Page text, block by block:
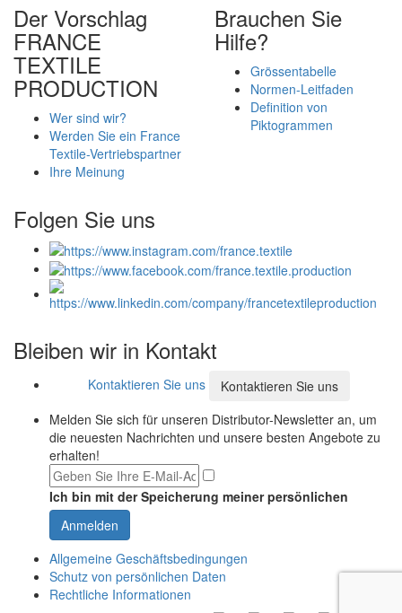
Der Vorschlag
FRANCE
TEXTILE
PRODUCTION
Wer sind wir?
Werden Sie ein France
Textile-Vertriebspartner
Ihre Meinung
Brauchen Sie
Hilfe?
Grössentabelle
Normen-Leitfaden
Definition von
Piktogrammen
Folgen Sie uns
Bleiben wir in Kontakt
Kontaktieren Sie uns
Kontaktieren Sie uns
Melden Sie sich für unseren Distributor-Newsletter an, um
die neuesten Nachrichten und unsere besten Angebote zu
erhalten!
Ich bin mit der Speicherung meiner persönlichen
Anmelden
Allgemeine Geschäftsbedingungen
Schutz von persönlichen Daten
Rechtliche Informationen